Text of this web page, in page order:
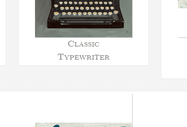
Classic
Typewriter